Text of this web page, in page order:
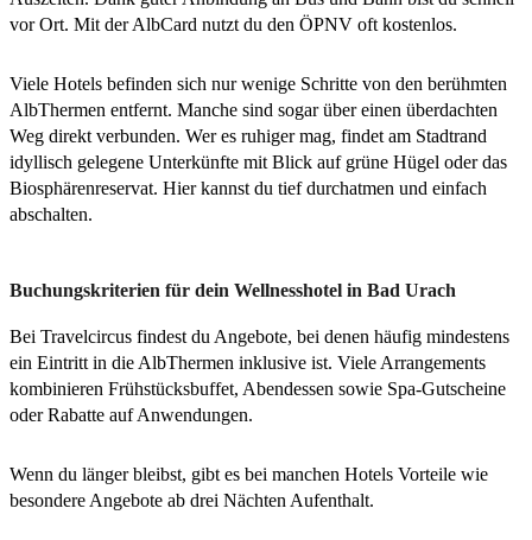
vor Ort. Mit der AlbCard nutzt du den ÖPNV oft kostenlos.
Viele Hotels befinden sich nur wenige Schritte von den berühmten
AlbThermen entfernt. Manche sind sogar über einen überdachten
Weg direkt verbunden. Wer es ruhiger mag, findet am Stadtrand
idyllisch gelegene Unterkünfte mit Blick auf grüne Hügel oder das
Biosphärenreservat. Hier kannst du tief durchatmen und einfach
abschalten.
Buchungskriterien für dein Wellnesshotel in Bad Urach
Bei Travelcircus findest du Angebote, bei denen häufig mindestens
ein Eintritt in die AlbThermen inklusive ist. Viele Arrangements
kombinieren Frühstücksbuffet, Abendessen sowie Spa-Gutscheine
oder Rabatte auf Anwendungen.
Wenn du länger bleibst, gibt es bei manchen Hotels Vorteile wie
besondere Angebote ab drei Nächten Aufenthalt.